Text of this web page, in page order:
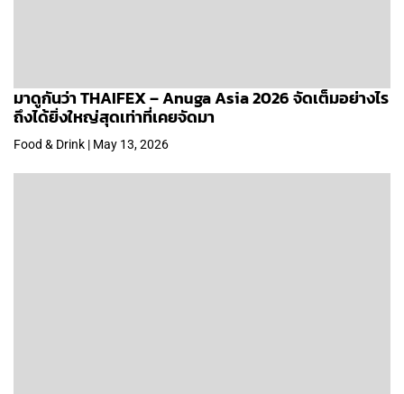
มาดูกันว่า THAIFEX – Anuga Asia 2026 จัดเต็มอย่างไร
ถึงได้ยิ่งใหญ่สุดเท่าที่เคยจัดมา
Food & Drink | May 13, 2026